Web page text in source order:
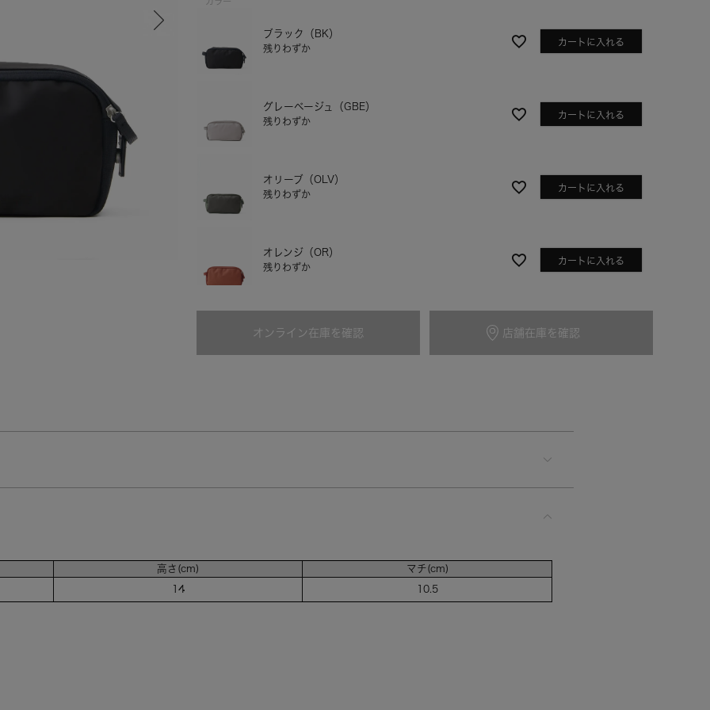
オリーブ
ブラック（BK）
残りわずか
カートに入れる
グレーベージュ（GBE）
残りわずか
カートに入れる
オリーブ（OLV）
残りわずか
カートに入れる
オレンジ（OR）
残りわずか
カートに入れる
オンライン在庫を確認 店舗在庫を確認
高さ(cm)
14
マチ(cm)
10.5